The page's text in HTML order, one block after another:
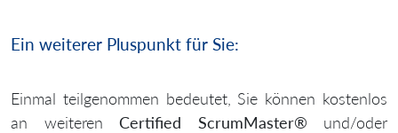
Ein weiterer Pluspunkt für Sie:
Einmal teilgenommen bedeutet, Sie können kostenlos
an weiteren Certified ScrumMaster® und/oder